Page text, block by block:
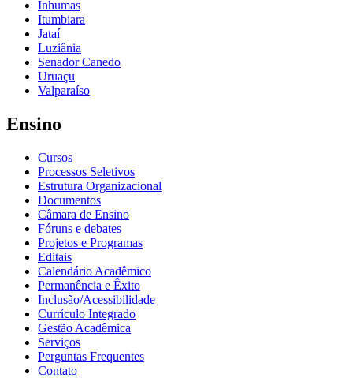
Inhumas
Itumbiara
Jataí
Luziânia
Senador Canedo
Uruaçu
Valparaíso
Ensino
Cursos
Processos Seletivos
Estrutura Organizacional
Documentos
Câmara de Ensino
Fóruns e debates
Projetos e Programas
Editais
Calendário Acadêmico
Permanência e Êxito
Inclusão/Acessibilidade
Currículo Integrado
Gestão Acadêmica
Serviços
Perguntas Frequentes
Contato